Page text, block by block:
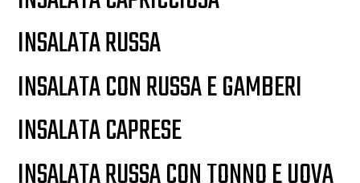
INSALATA RUSSA
INSALATA CON RUSSA E GAMBERI
INSALATA CAPRESE